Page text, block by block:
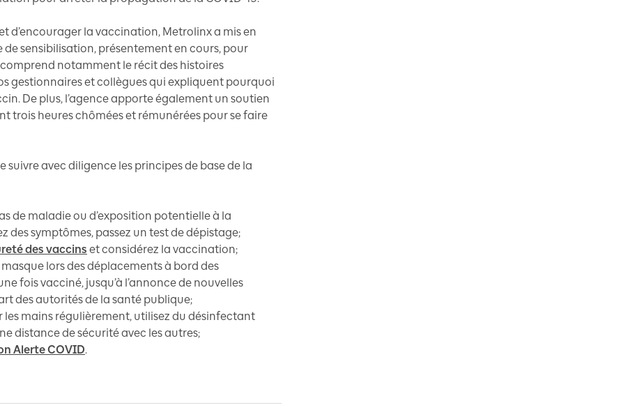
d’encourager la vaccination, Metrolinx a mis en
sensibilisation, présentement en cours, pour
notamment le récit des histoires
gestionnaires et collègues qui expliquent pourquoi
De plus, l’agence apporte également un soutien
trois heures chômées et rémunérées pour se faire
avec diligence les principes de base de la
de maladie ou d’exposition potentielle à la
des symptômes, passez un test de dépistage;
des vaccins et considérez la vaccination;
lors des déplacements à bord des
fois vacciné, jusqu’à l’annonce de nouvelles
des autorités de la santé publique;
les mains régulièrement, utilisez du désinfectant
distance de sécurité avec les autres;
Alerte COVID.